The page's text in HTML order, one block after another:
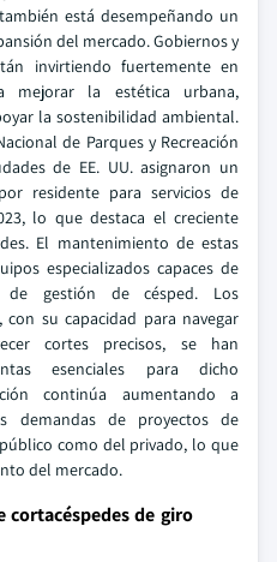
está desempeñando un
del mercado. Gobiernos y
invirtiendo fuertemente en
mejorar la estética urbana,
la sostenibilidad ambiental.
de Parques y Recreación
de EE. UU. asignaron un
residente para servicios de
lo que destaca el creciente
El mantenimiento de estas
especializados capaces de
de gestión de césped. Los
su capacidad para navegar
cortes precisos, se han
esenciales para dicho
continúa aumentando a
demandas de proyectos de
como del privado, lo que
del mercado.
cortacéspedes de giro